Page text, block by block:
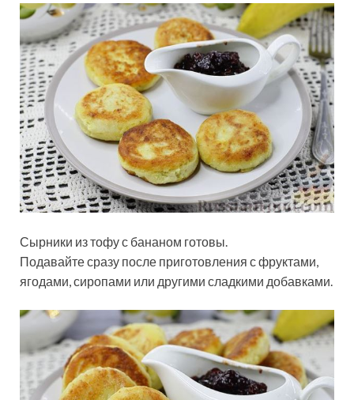
Сырники из тофу с бананом готовы.
Подавайте сразу после приготовления с фруктами,
ягодами, сиропами или другими сладкими добавками.